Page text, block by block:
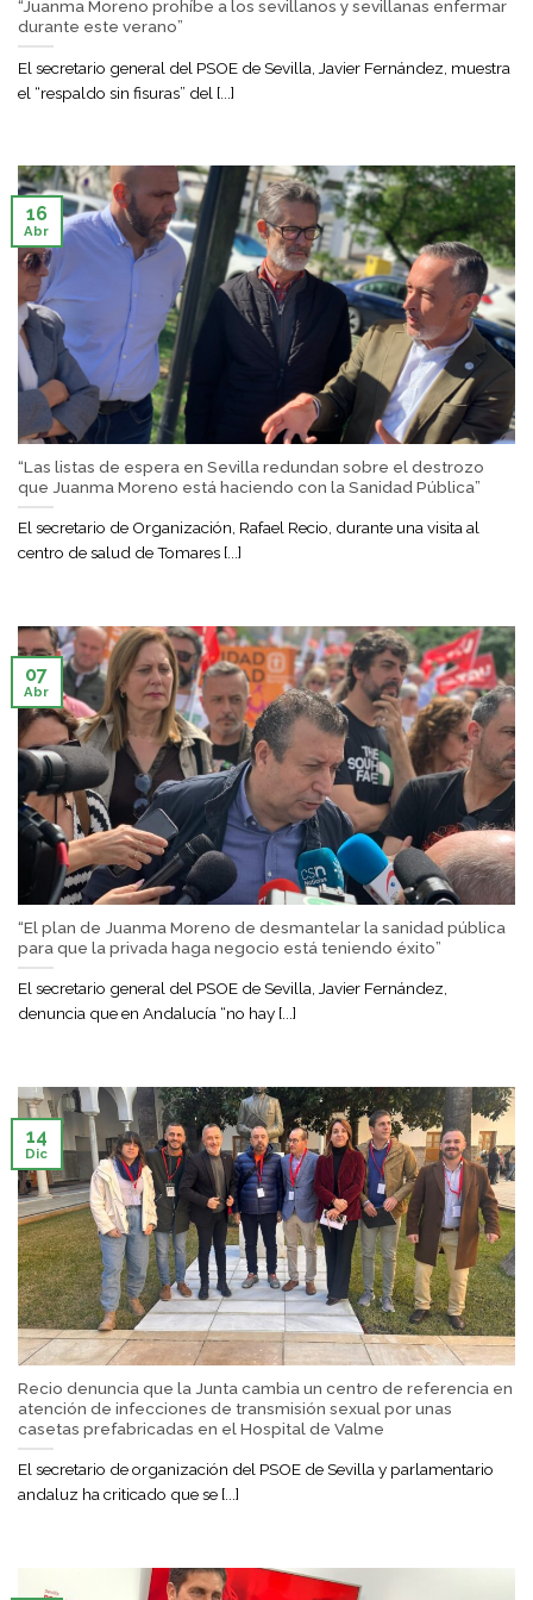
“Juanma Moreno prohíbe a los sevillanos y sevillanas enfermar
durante este verano”
El secretario general del PSOE de Sevilla, Javier Fernández, muestra
el “respaldo sin fisuras” del [...]
“Las listas de espera en Sevilla redundan sobre el destrozo
que Juanma Moreno está haciendo con la Sanidad Pública”
El secretario de Organización, Rafael Recio, durante una visita al
centro de salud de Tomares [...]
16
Abr
“El plan de Juanma Moreno de desmantelar la sanidad pública
para que la privada haga negocio está teniendo éxito”
El secretario general del PSOE de Sevilla, Javier Fernández,
denuncia que en Andalucía “no hay [...]
07
Abr
Recio denuncia que la Junta cambia un centro de referencia en
atención de infecciones de transmisión sexual por unas
casetas prefabricadas en el Hospital de Valme
El secretario de organización del PSOE de Sevilla y parlamentario
andaluz ha criticado que se [...]
14
Dic